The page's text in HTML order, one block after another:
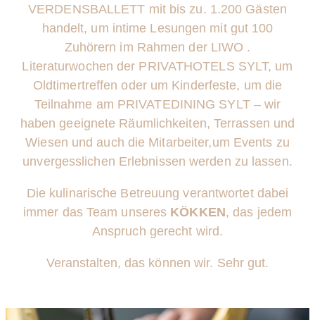
VERDENSBALLETT mit bis zu. 1.200 Gästen
handelt, um intime Lesungen mit gut 100
Zuhörern im Rahmen der LIWO .
Literaturwochen der PRIVATHOTELS SYLT, um
Oldtimertreffen oder um Kinderfeste, um die
Teilnahme am PRIVATEDINING SYLT –wir
haben geeignete Räumlichkeiten, Terrassen und
Wiesen und auch die Mitarbeiter,um Events zu
unvergesslichen Erlebnissen werden zu lassen.
Die kulinarische Betreuung verantwortet dabei
immer das Team unseres KÖKKEN, das jedem
Anspruch gerecht wird.
Veranstalten, das können wir. Sehr gut.